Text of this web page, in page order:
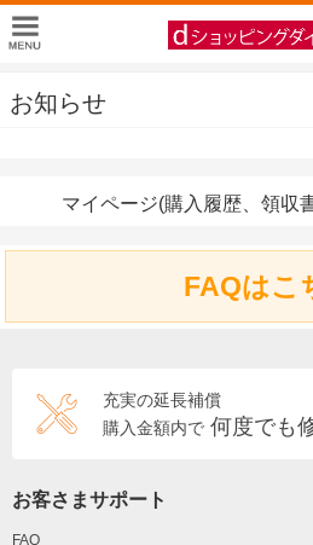
お知らせ
マイページ(購入履歴、領収
FAQはこ
充実の延長補償
購入金額内で 何度でも
お客さまサポート
FAQ